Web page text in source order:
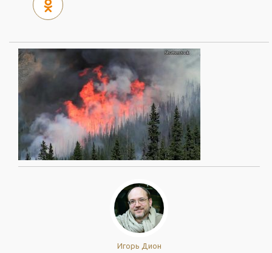
Игорь Дион